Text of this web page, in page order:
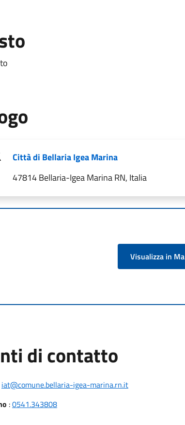
Città di Bellaria Igea Marina
47814 Bellaria-Igea Marina RN, Italia
Visualizza in
di contatto
iat@comune.bellaria-igea-marina.rn.it
:0541.343808